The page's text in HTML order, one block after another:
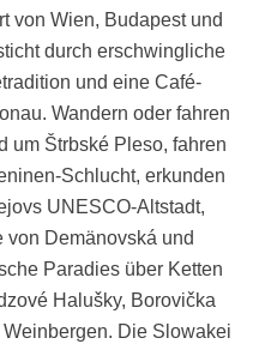
von Wien, Budapest und
durch erschwingliche
und eine Café-
Wandern oder fahren
um Štrbské Pleso, fahren
Schlucht, erkunden
UNESCO-Altstadt,
Demänovská und
Paradies über Ketten
Halušky, Borovička
Die Slowakei